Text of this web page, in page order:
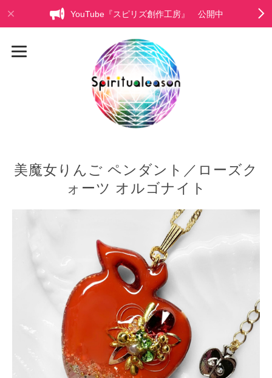
YouTube『スピリズ創作工房』 公開中
美魔女りんご ペンダント／ローズク
ォーツ オルゴナイト